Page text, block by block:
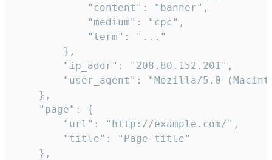
            "content": "banner",
            "medium": "cpc",
            "term": "..."
        },
        "ip_addr": "208.80.152.201",
"user_agent": "Mozilla/5.0
    },
    "page": {
        "url": "http://example.com/",
        "title": "Page title"
    },